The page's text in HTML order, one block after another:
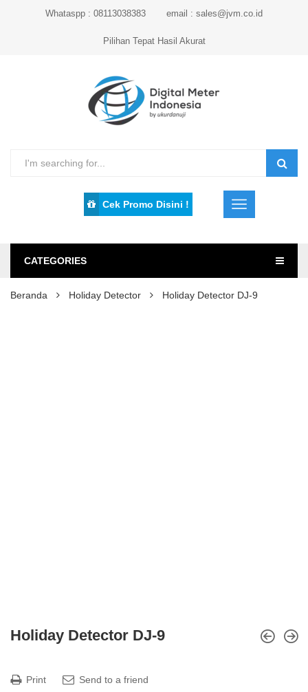
Whataspp : 08113038383 email : sales@jvm.co.id
Pilihan Tepat Hasil Akurat
Cek Promo Disini !
CATEGORIES
Beranda Holiday Detector Holiday Detector DJ-9
Holiday Detector DJ-9
Print Send to a friend